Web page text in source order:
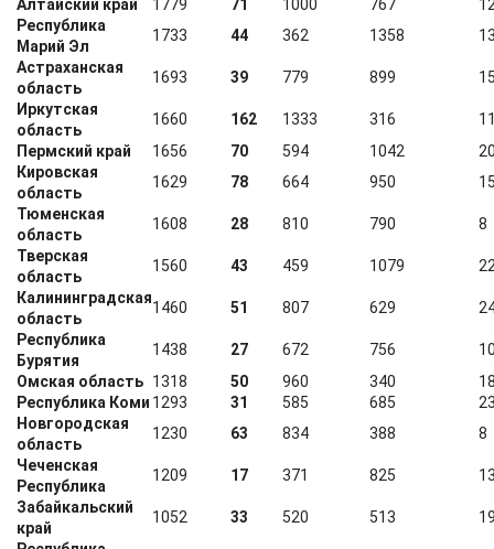
Алтайский край
1779 71 1000 767
Республика
Марий Эл
1733 44 362 1358
Астраханская
область
1693 39 779 899
Иркутская
область
1660 162 1333 316
Пермский край
1656 70 594 1042
Кировская
область
1629 78 664 950
Тюменская
область
1608 28 810 790
8
Тверская
область
1560 43 459 1079
Калининградская
область
1460 51 807 629
Республика
Бурятия
1438 27 672 756
Омская область 1318 50 960 340
Республика Коми 1293 31 585 685
Новгородская
область
1230 63 834 388
8
Чеченская
Республика
1209 17 371 825
Забайкальский
край
1052 33 520 513